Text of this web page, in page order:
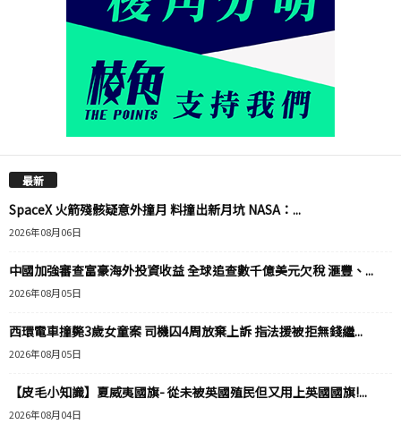
最新
SpaceX 火箭殘骸疑意外撞月 料撞出新月坑 NASA：...
2026年08月06日
中國加強審查富豪海外投資收益 全球追查數千億美元欠稅 滙豐、...
2026年08月05日
西環電車撞斃3歲女童案 司機囚4周放棄上訴 指法援被拒無錢繼...
2026年08月05日
【皮毛小知識】夏威夷國旗- 從未被英國殖民但又用上英國國旗!...
2026年08月04日